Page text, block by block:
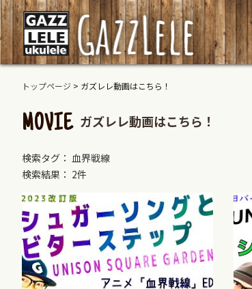
トップページ > ガズレレ動画はこちら！
MOVIE ガズレレ動画はこちら！
検索タグ： 血界戦線
検索結果： 2件